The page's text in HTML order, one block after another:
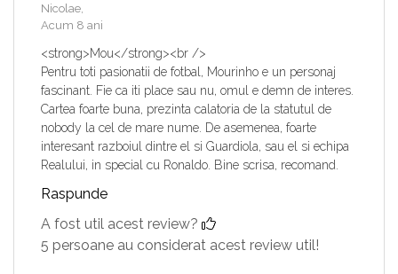
Nicolae,
Acum 8 ani
<strong>Mou</strong><br />
Pentru toti pasionatii de fotbal, Mourinho e un personaj
fascinant. Fie ca iti place sau nu, omul e demn de interes.
Cartea foarte buna, prezinta calatoria de la statutul de
nobody la cel de mare nume. De asemenea, foarte
interesant razboiul dintre el si Guardiola, sau el si echipa
Realului, in special cu Ronaldo. Bine scrisa, recomand.
Raspunde
A fost util acest review?
5 persoane au considerat acest review util!